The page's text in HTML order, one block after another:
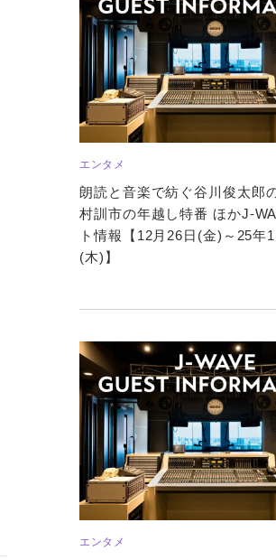
エンタメ
朗読と音楽で紡ぐ谷川俊太郎
村訓市の年越し特番 ほかJ-
ト情報【12月26日(金)～25年
(木)】
エンタメ